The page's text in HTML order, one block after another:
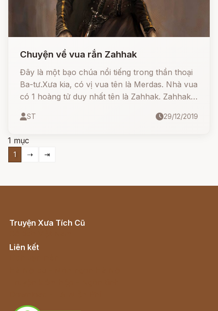
Chuyện về vua rắn Zahhak
Đây là một bạo chúa nổi tiếng trong thần thoại
Ba-tư.Xưa kia, có vị vua tên là Merdas. Nhà vua
có 1 hoàng tử duy nhất tên là Zahhak. Zahhak
yếu đuối, tính tình cũng nhu mì, không phù
ST 29/12/2019
1 mục
1 ⇢ ⇥
Truyện Xưa Tích Cũ
Liên kết